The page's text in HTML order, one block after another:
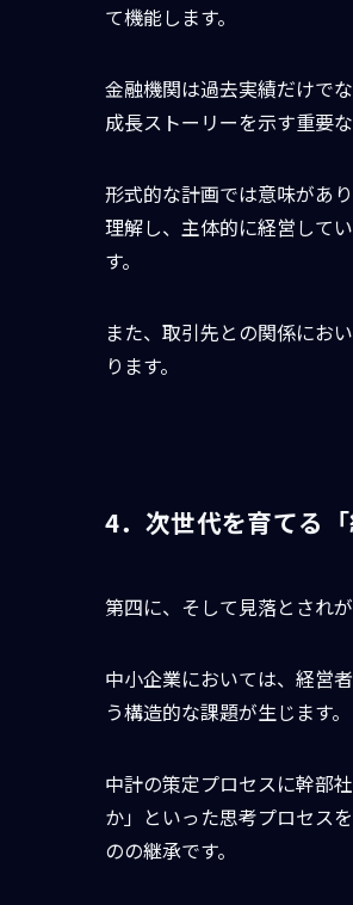
て機能します。
金融機関は過去実績だけで
成長ストーリーを示す重要な
形式的な計画では意味があ
理解し、主体的に経営して
す。
また、取引先との関係にお
ります。
4．次世代を育てる「
第四に、そして見落とされ
中小企業においては、経営
う構造的な課題が生じます。
中計の策定プロセスに幹部
か」といった思考プロセス
のの継承です。